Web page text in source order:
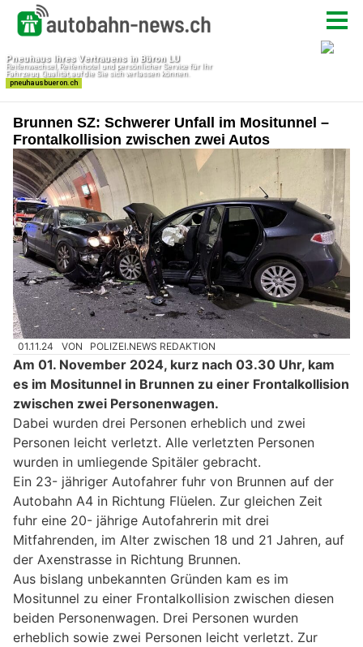
Brunnen SZ: Schwerer Unfall im Mositunnel –
Frontalkollision zwischen zwei Autos
01.11.24 VON POLIZEI.NEWS REDAKTION
Am 01. November 2024, kurz nach 03.30 Uhr, kam
es im Mositunnel in Brunnen zu einer Frontalkollision
zwischen zwei Personenwagen.
Dabei wurden drei Personen erheblich und zwei
Personen leicht verletzt. Alle verletzten Personen
wurden in umliegende Spitäler gebracht.
Ein 23- jähriger Autofahrer fuhr von Brunnen auf der
Autobahn A4 in Richtung Flüelen. Zur gleichen Zeit
fuhr eine 20- jährige Autofahrerin mit drei
Mitfahrenden, im Alter zwischen 18 und 21 Jahren, auf
der Axenstrasse in Richtung Brunnen.
Aus bislang unbekannten Gründen kam es im
Mositunnel zu einer Frontalkollision zwischen diesen
beiden Personenwagen. Drei Personen wurden
erheblich sowie zwei Personen leicht verletzt. Zur